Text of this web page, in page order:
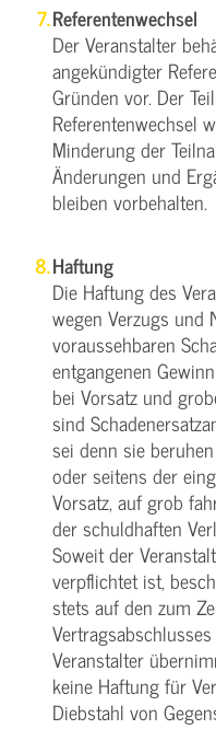
Referentenwechsel
Der Veranstalter
angekündigter
Gründen vor. Der
Referentenwechsel
Minderung der
Änderungen und
bleiben vorbehalten.
Haftung
Die Haftung des
wegen Verzugs
voraussehbaren
entgangenen
bei Vorsatz und
sind
sei denn sie
oder seitens der
Vorsatz, auf grob
der schuldhaften
Soweit der
verpflichtet ist,
stets auf den zum
Veranstalter
keine Haftung für
Diebstahl von